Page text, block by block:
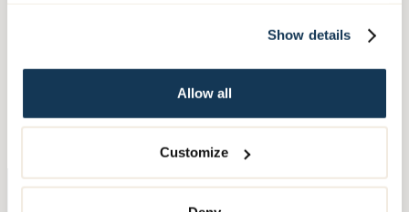
Show details
Allow all
Customize
gör vad man ber dem om. Det uppskattar jag
verkligen, säger Barbro.
Läs mer om hemtjänst i Göteborg här.